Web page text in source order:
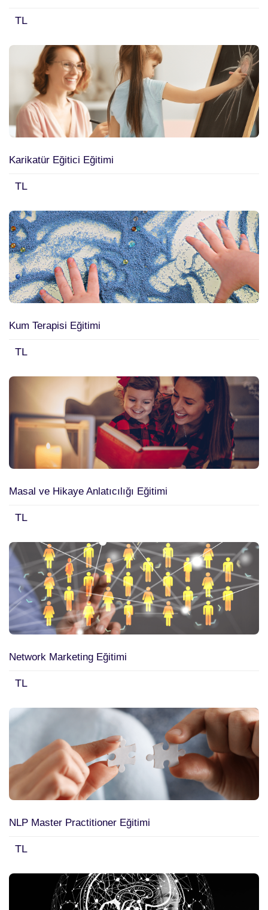
TL
Karikatür Eğitici Eğitimi
TL
Kum Terapisi Eğitimi
TL
Masal ve Hikaye Anlatıcılığı Eğitimi
TL
Network Marketing Eğitimi
TL
NLP Master Practitioner Eğitimi
TL